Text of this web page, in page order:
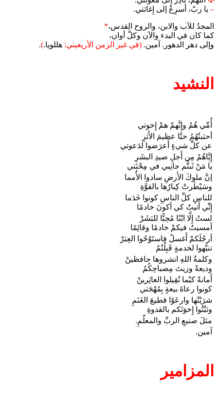
– يا ربّ، أسرِعْ إلى إِغاثتي.
المجدُ للآب والابن، والروح القدس،*
كما كان في البدء والآن وكلَّ أوان،
وإلى دهر الدهور. آمين. (في غير الزمن الأربعيني: هللويا.)
.
النشيد
أُمِّي هُمُ وإِنَّهمْ همْ إِخوتي
أحبَبتُهُمُ حبَّا عظيمَ الأَثرِ
عن كلِّ شيءٍ أَعرَضوا لدَعوتي
إِيَّاهُمُ مِن أَجلِ صيدِ البشَرِ
يا مَنْ ثَبتُّم جانِبي في مِحْنَتي
إنَّ ملوكَ الأَرضِ سادوا الأُمما
وسَيْطَرتْ كِبارُها بالقوَّةِ
للناسِ كلِّ الناسِ كونوا خَدَما
إِنِّي أَتيتُ كي أكونَ خادمًا
لستُ إِلَّا ابْنًا مُحِبًّا للبَشَرْ
أمسيتُ فيكمْ خادمًا وقائِمًا
أرجُلَكمْ أَغسلُ فاستَوْحُوا العِبَرْ
تنبَّهوا لخدمةٍ قَبِلْتُمُ
وكلمةُ اللهِ انشروها حافظينْ
وديعةً وزيتَ مِصباحِكُمُ
أَمانةً كيْما تُقِيلوا العاثِرينْ
كونوا رعاةَ بيعةٍ بِمُهْجَتي
شرَيْتُها وارعَوْا قطيعَ الغَنَمِ
وثبِّتُوا إِخوَتَكم بالقدوةِ
مثلَ صنيعِ الربِّ والمعلّمِ.
آمين.
المزامير